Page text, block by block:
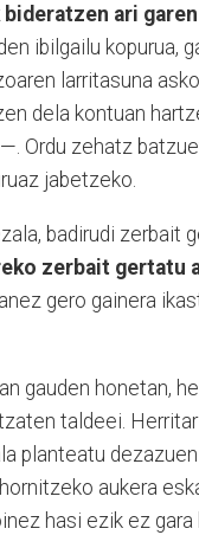
ari
ibilgailu kopurua,
larritasuna
dela kontuan
Ordu zehatz
jabetzeko.
badirudi zerbait
zerbait gertatu
gero gainera
gauden honetan,
taldeei.
planteatu
aukera
hasi ezik ez gara